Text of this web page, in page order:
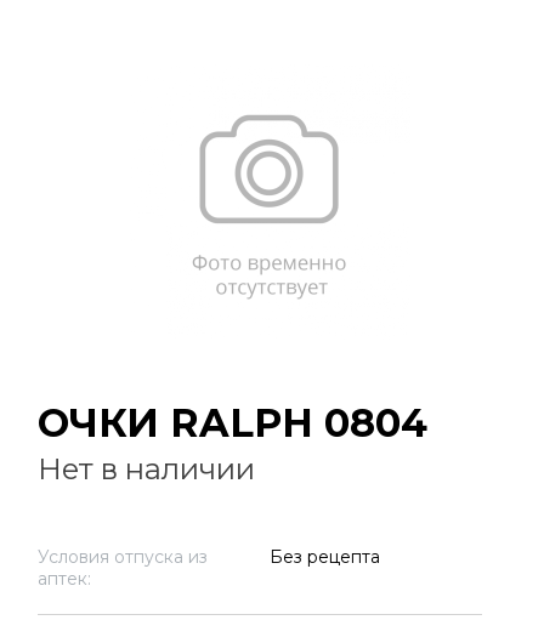
ОЧКИ RALPH 0804
Нет в наличии
Условия отпуска из
аптек:
Без рецепта